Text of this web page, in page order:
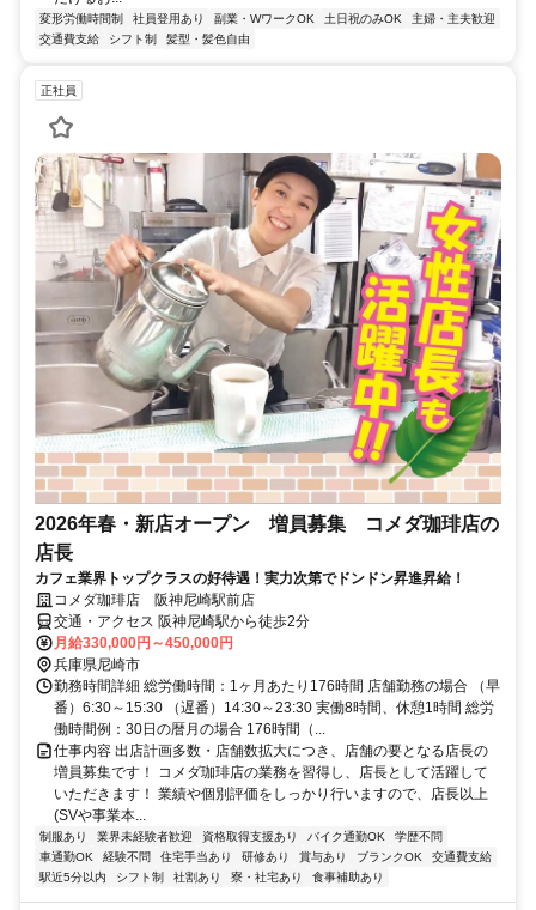
変形労働時間制 社員登用あり 副業・WワークOK 土日祝のみOK
主婦・主夫歓迎
交通費支給
シフト制 髪型・髪色自由
正社員
2026年春・新店オープン 増員募集 コメダ珈琲店の
店長
カフェ業界トップクラスの好待遇！実力次第でドンドン昇進昇給！
コメダ珈琲店 阪神尼崎駅前店
交通・アクセス 阪神尼崎駅から徒歩2分
月給330,000円～450,000円
兵庫県尼崎市
勤務時間詳細 総労働時間：1ヶ月あたり176時間 店舗勤務の場合 （早
番）6:30～15:30 （遅番）14:30～23:30 実働8時間、休憩1時間 総労
働時間例：30日の暦月の場合 176時間（...
仕事内容 出店計画多数・店舗数拡大につき、店舗の要となる店長の
増員募集です！ コメダ珈琲店の業務を習得し、店長として活躍して
いただきます！ 業績や個別評価をしっかり行いますので、店長以上
(SVや事業本...
制服あり 業界未経験者歓迎 資格取得支援あり バイク通勤OK
学歴不問
車通勤OK
経験不問 住宅手当あり 研修あり 賞与あり ブランクOK
交通費支給
駅近5分以内
シフト制 社割あり 寮・社宅あり 食事補助あり